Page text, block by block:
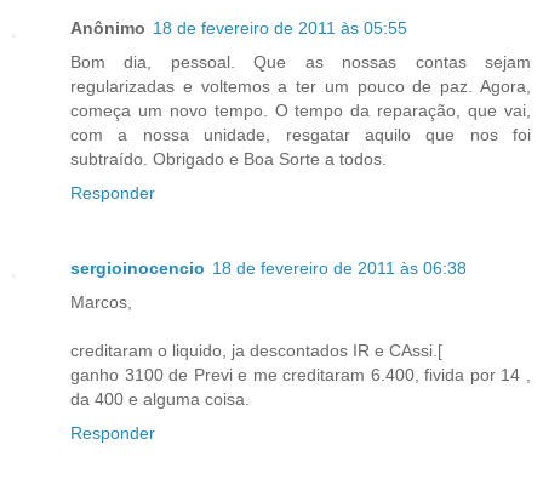
Anônimo 18 de fevereiro de 2011 às 05:55
Bom dia, pessoal. Que as nossas contas sejam
regularizadas e voltemos a ter um pouco de paz. Agora,
começa um novo tempo. O tempo da reparação, que vai,
com a nossa unidade, resgatar aquilo que nos foi
subtraído. Obrigado e Boa Sorte a todos.
Responder
sergioinocencio 18 de fevereiro de 2011 às 06:38
Marcos,
creditaram o liquido, ja descontados IR e CAssi.[
ganho 3100 de Previ e me creditaram 6.400, fivida por 14 ,
da 400 e alguma coisa.
Responder